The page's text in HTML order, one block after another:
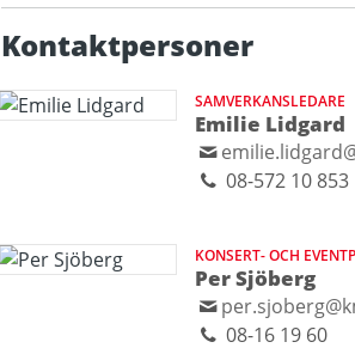
Kontaktpersoner
SAMVERKANSLEDARE
Emilie Lidgard
08-572 10 853
KONSERT- OCH
Per Sjöberg
08-16 19 60